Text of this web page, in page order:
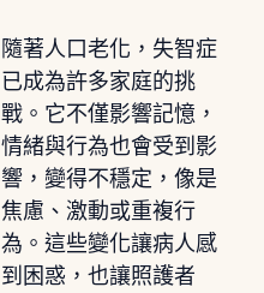
隨著人口老化，失智症
已成為許多家庭的挑
戰。它不僅影響記憶，
情緒與行為也會受到影
響，變得不穩定，像是
焦慮、激動或重複行
為。這些變化讓病人感
到困惑，也讓照護者